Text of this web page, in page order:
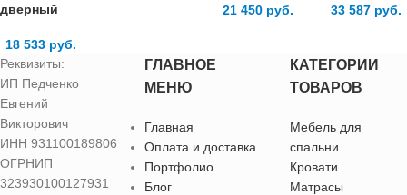
дверный
18 533руб.
21 450руб. 33 587 руб.
Реквизиты:
ИП Педченко
Евгений
Викторович
ИНН 931100189806
ОГРНИП
323930100127931
ГЛАВНОЕ
МЕНЮ
Главная
Оплата и доставка
Портфолио
Блог
КАТЕГОРИИ
ТОВАРОВ
Мебель для
спальни
Кровати
Матрасы